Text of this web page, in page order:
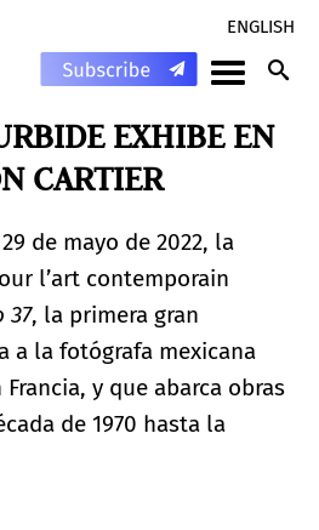
ENGLISH
EXHIBE EN
CARTIER
de mayo de 2022, la
l’art contemporain
37, la primera gran
a la fotógrafa mexicana
y que abarca obras
de 1970 hasta la